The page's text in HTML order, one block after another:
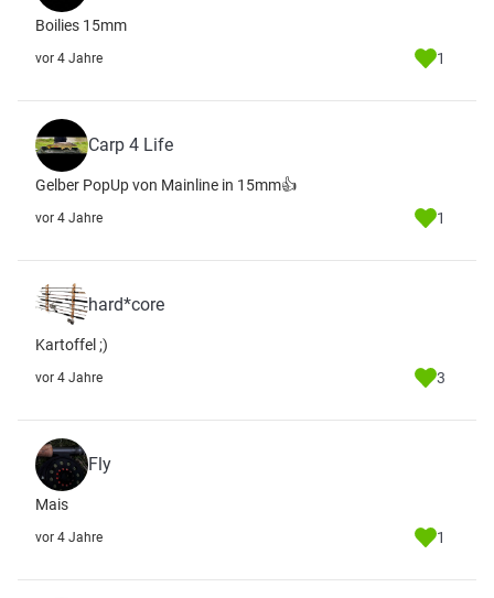
Boilies 15mm
vor 4 Jahre 1
Carp 4 Life
Gelber PopUp von Mainline in 15mm👍
vor 4 Jahre 1
hard*core
Kartoffel ;)
vor 4 Jahre 3
Fly
Mais
vor 4 Jahre 1